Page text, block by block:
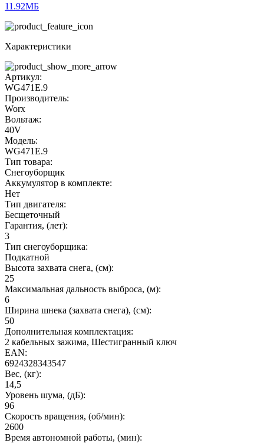
11.92МБ
Характеристики
Артикул:
WG471E.9
Производитель:
Worx
Вольтаж:
40V
Модель:
WG471E.9
Тип товара:
Снегоуборщик
Аккумулятор в комплекте:
Нет
Тип двигателя:
Бесщеточный
Гарантия, (лет):
3
Тип снегоуборщика:
Подкатной
Высота захвата снега, (см):
25
Максимальная дальность выброса, (м):
6
Ширина шнека (захвата снега), (см):
50
Дополнительная комплектация:
2 кабельных зажима, Шестигранный ключ
EAN:
6924328343547
Вес, (кг):
14,5
Уровень шума, (дБ):
96
Cкорость вращения, (об/мин):
2600
Время автономной работы, (мин):